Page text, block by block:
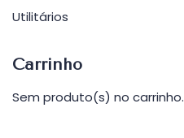
Utilitários
Carrinho
Sem produto(s) no carrinho.